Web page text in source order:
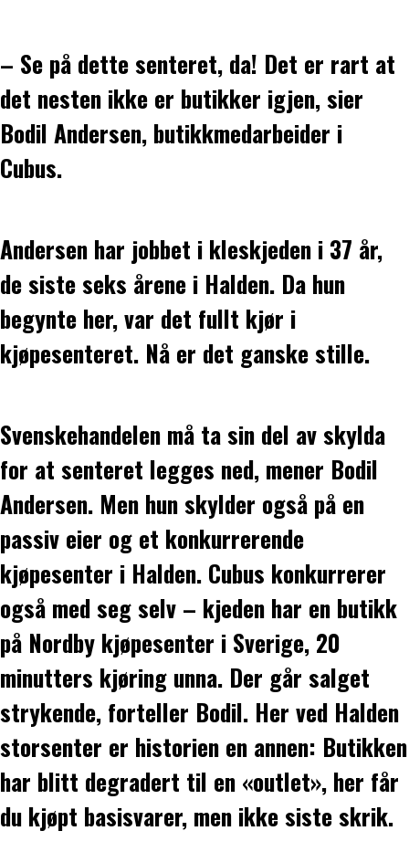
– Se på dette senteret, da! Det er rart at
det nesten ikke er butikker igjen, sier
Bodil Andersen, butikkmedarbeider i
Cubus.
Andersen har jobbet i kleskjeden i 37 år,
de siste seks årene i Halden. Da hun
begynte her, var det fullt kjør i
kjøpesenteret. Nå er det ganske stille.
Svenskehandelen må ta sin del av skylda
for at senteret legges ned, mener Bodil
Andersen. Men hun skylder også på en
passiv eier og et konkurrerende
kjøpesenter i Halden. Cubus konkurrerer
også med seg selv – kjeden har en butikk
på Nordby kjøpesenter i Sverige, 20
minutters kjøring unna. Der går salget
strykende, forteller Bodil. Her ved Halden
storsenter er historien en annen: Butikken
har blitt degradert til en «outlet», her får
du kjøpt basisvarer, men ikke siste skrik.